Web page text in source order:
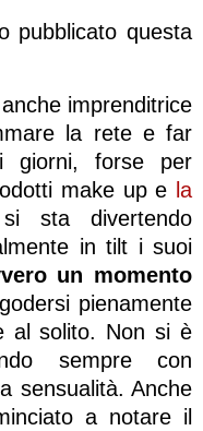
pubblicato questa
imprenditrice
la rete e far
giorni, forse per
make up e la
sta divertendo
in tilt i suoi
un momento
pienamente
al solito. Non si è
sempre con
sensualità. Anche
a notare il